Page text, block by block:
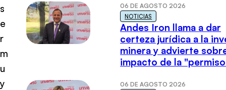
s
e
r
m
u
y
06 DE AGOSTO 2026
NOTICIAS
Andes Iron llama a dar
certeza jurídica a la
minera y advierte
impacto de la
06 DE AGOSTO 2026